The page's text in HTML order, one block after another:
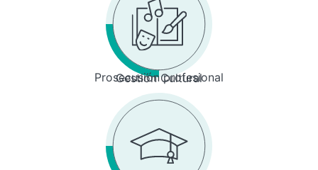
Prosecusión profesional
Gestión Cultural